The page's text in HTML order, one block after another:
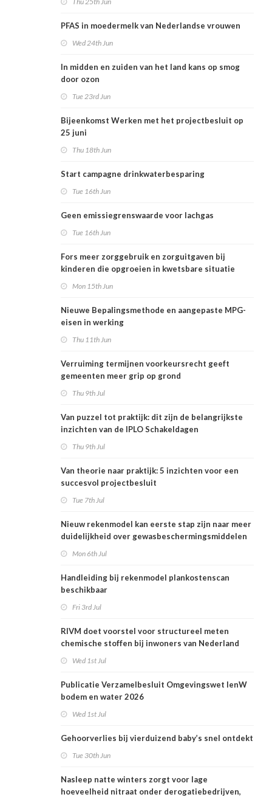
PFAS in moedermelk van Nederlandse vrouwen
Wed 24th Jun
In midden en zuiden van het land kans op smog
door ozon
Tue 23rd Jun
Bijeenkomst Werken met het projectbesluit op
25 juni
Thu 18th Jun
Start campagne drinkwaterbesparing
Tue 16th Jun
Geen emissiegrenswaarde voor lachgas
Tue 16th Jun
Fors meer zorggebruik en zorguitgaven bij
kinderen die opgroeien in kwetsbare situatie
Mon 15th Jun
Nieuwe Bepalingsmethode en aangepaste MPG-
eisen in werking
Thu 11th Jun
Verruiming termijnen voorkeursrecht geeft
gemeenten meer grip op grond
Thu 9th Jul
Van puzzel tot praktijk: dit zijn de belangrijkste
inzichten van de IPLO Schakeldagen
Thu 9th Jul
Van theorie naar praktijk: 5 inzichten voor een
succesvol projectbesluit
Tue 7th Jul
Nieuw rekenmodel kan eerste stap zijn naar meer
duidelijkheid over gewasbeschermingsmiddelen
Mon 6th Jul
Handleiding bij rekenmodel plankostenscan
beschikbaar
Fri 3rd Jul
RIVM doet voorstel voor structureel meten
chemische stoffen bij inwoners van Nederland
Wed 1st Jul
Publicatie Verzamelbesluit Omgevingswet IenW
bodem en water 2026
Wed 1st Jul
Gehoorverlies bij vierduizend baby’s snel ontdekt
Tue 30th Jun
Nasleep natte winters zorgt voor lage
hoeveelheid nitraat onder derogatiebedrijven,